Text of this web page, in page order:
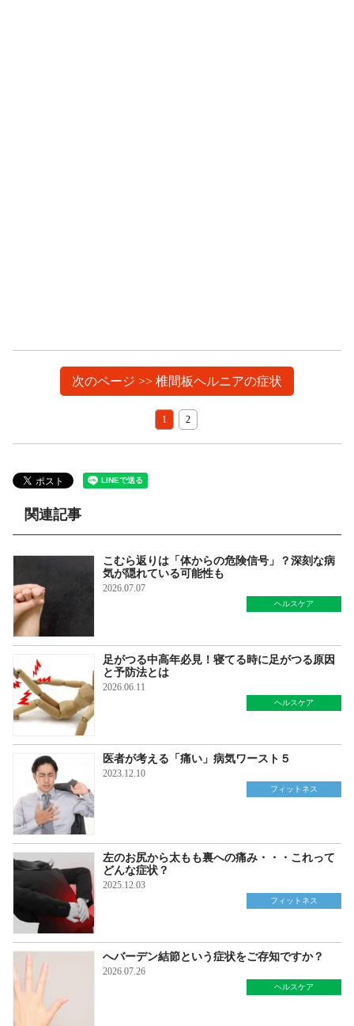
次のページ >> 椎間板ヘルニアの症状
1 2
関連記事
こむら返りは「体からの危険信号」？深刻な病
気が隠れている可能性も
2026.07.07
ヘルスケア
足がつる中高年必見！寝てる時に足がつる原因
と予防法とは
2026.06.11
ヘルスケア
医者が考える「痛い」病気ワースト５
2023.12.10
フィットネス
左のお尻から太もも裏への痛み・・・これって
どんな症状？
2025.12.03
フィットネス
へバーデン結節という症状をご存知ですか？
2026.07.26
ヘルスケア